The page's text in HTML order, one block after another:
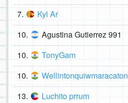
7. Kyl Ar
10. Agustina Gutierrez 991
10. TonyGam
10. Wellintonquiwmaracaton
13. Luchito prrum